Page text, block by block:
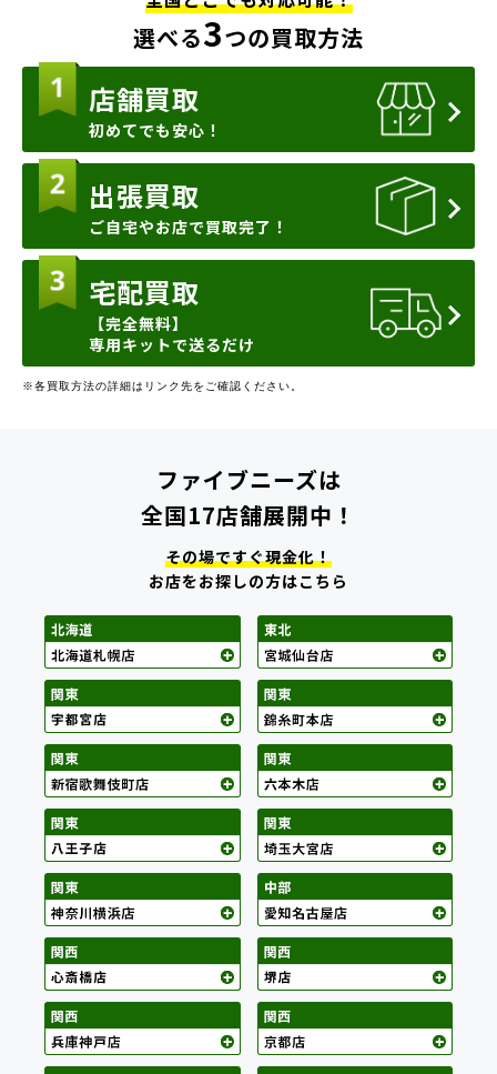
選べる3つの買取方法
店舗買取
初めてでも安心！
出張買取
ご自宅やお店で買取完了！
宅配買取
【完全無料】
専用キットで送るだけ
※各買取方法の詳細はリンク先をご確認ください。
ファイブニーズは
全国17店舗展開中！
その場ですぐ現金化！
お店をお探しの方はこちら